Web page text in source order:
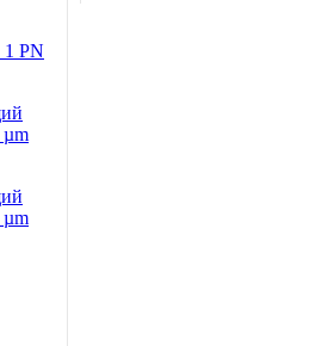
PN
µm
µm